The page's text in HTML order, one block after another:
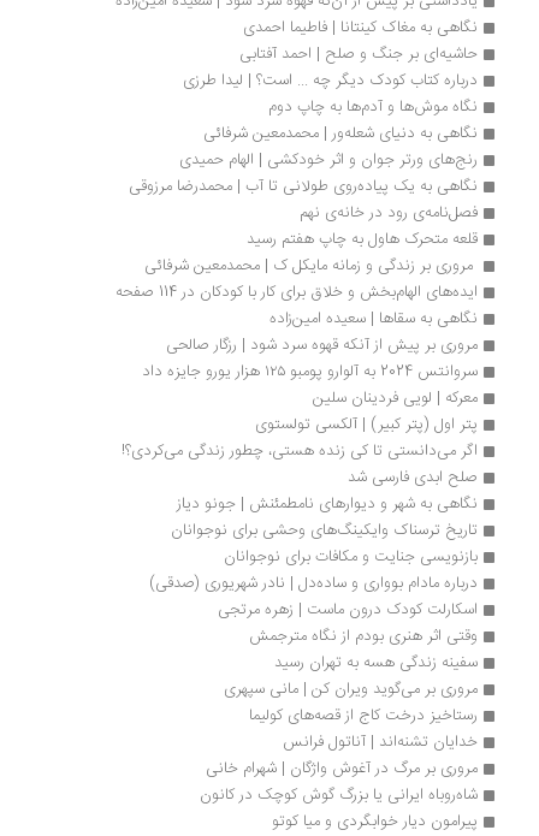
نگاهی به مغاک کینتانا | فاطیما احمدی
حاشیه‌ای بر جنگ و صلح | احمد آفتابی
درباره کتاب کودک دیگر چه ... است؟ | لیدا طرزی
نگاه موش‌ها و آدم‌ها به چاپ دوم
نگاهی به دنیای شعله‌ور | محمدمعین شرفائی
رنج‌های ورتر جوان و اثر خودکشی | الهام حمیدی
نگاهی به یک پیاده‌روی طولانی تا آب | محمدرضا مرزوقی
فصل‌نامه‌ی رود در خانه‌ی نهم
قلعه متحرک هاول به چاپ هفتم رسید
مروری بر زندگی و زمانه مایکل ک | محمدمعین شرفائی
ایده‌های الهام‌بخش و خلاق برای کار با کودکان در 114 صفحه
نگاهی به سقاها | سعیده امین‌زاده
مروری بر پیش از آنکه قهوه سرد شود | رزگار صالحی
سروانتس 2024 به آلوارو پومبو ۱۲۵ هزار یورو جایزه داد
معرکه | لویی فردینان سلین
پتر اول (پتر کبیر) | آلکسی تولستوی
اگر می‌دانستی تا کی زنده هستی، چطور زندگی می‌کردی؟!
صلح ابدی فارسی شد
نگاهی به شهر و دیوارهای نامطمئنش | جونو دیاز
تاریخ ترسناک وایکینگ‌های وحشی برای نوجوانان
بازنویسی جنایت و مکافات برای نوجوانان
درباره مادام بوواری و ساده‌دل | نادر شهریوری (صدقی)
اسکارلت کودک درون ماست | زهره مرتجی
وقتی اثر هنری بودم از نگاه مترجمش
سفینه زندگی هسه به تهران رسید
مروری بر می‌گوید ویران کن | مانی سپهری
رستاخیز درخت کاج از قصه‌های کولیما
خدایان تشنه‌اند | آناتول فرانس
مروری بر مرگ در آغوش واژگان | شهرام خانی
شاه‌روباه ایرانی یا بزرگ گوش کوچک در کانون
پیرامون دیار خوابگردی و میا کوتو